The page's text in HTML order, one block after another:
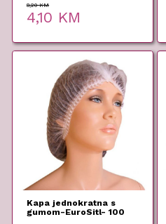
8,20KM
Original
price
8,20 KM.
4,10 KM
Current
price
4,10 KM.
Kapa jednokratna s
gumom-EuroSitl- 100